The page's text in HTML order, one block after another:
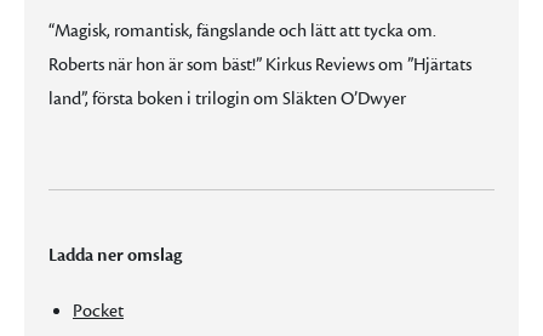
“Magisk, romantisk, fängslande och lätt att tycka om.
Roberts när hon är som bäst!” Kirkus Reviews om ”Hjärtats
land”, första boken i trilogin om Släkten O’Dwyer
Ladda ner omslag
Pocket